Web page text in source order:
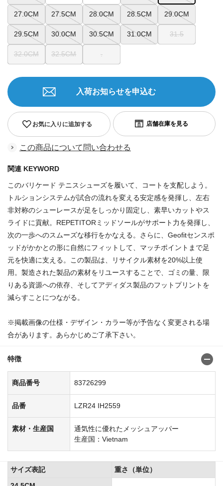
27.0CM 27.5CM 28.0CM 28.5CM 29.0CM
29.5CM 30.0CM 30.5CM 31.0CM 31.5
32.0CM 32.5CM .
お気に入りに追加する
入荷お知らせを申込む
この商品について問い合わせる
関連 KEYWORD
このバリケード テニスシューズを履いて、コートを支配しよう。
トルションシステムが試合の流れを変える安定感を発揮し、左右
非対称のシューレースが足をしっかり固定し、素早いカットやス
ライドに貢献。REPETITORミッドソールがサポート力を発揮し、
次の一歩へのスムーズな移行をかなえる。さらに、Geofitセンスポ
ッドがかかとの形に自然にフィットして、マッチポイントまで足
元を快適に支える。この製品は、リサイクル素材を20%以上使
用。製造された製品の素材をリユースすることで、ゴミの量、限
りある資源への依存、そしてアディダス製品のフットプリントを
減らすことにつながる。
※掲載画像の仕様・デザイン・カラー等が予告なく変更される場
合があります。あらかじめご了承下さい。
特徴
商品番号 83726299
品番 LZR24 IH2559
素材・生産国
通気性に優れたメッシュアッパー
生産国：Vietnam
サイズ表記
重さ（単位）